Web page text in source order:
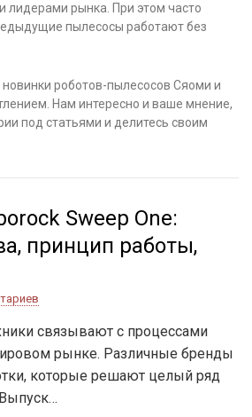
лидерами рынка. При этом часто
пылесосы работают без
роботов-пылесосов Сяоми и
Нам интересно и ваше мнение,
под статьями и делитесь своим
Sweep One:
принцип работы,
связывают с процессами
рынке. Различные бренды
которые решают целый ряд